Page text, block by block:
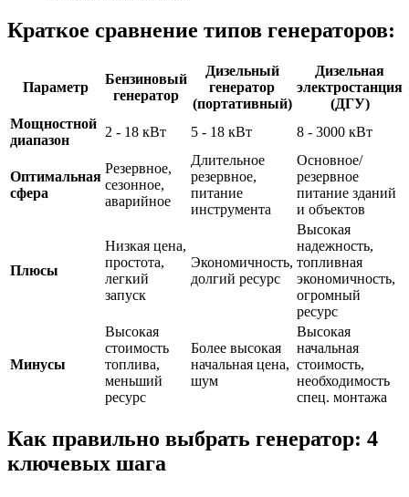
Краткое сравнение типов генераторов:
Параметр
Бензиновый
генератор
Дизельный
генератор
(портативный)
Дизельная
электростанция
(ДГУ)
Мощностной
диапазон
2 - 18 кВт 5 - 18 кВт 8 - 3000 кВт
Оптимальная
сфера
Резервное,
сезонное,
аварийное
Длительное
резервное,
питание
инструмента
Основное/
резервное
питание зданий
и объектов
Плюсы
Низкая цена,
простота,
легкий
запуск
Экономичность,
долгий ресурс
Высокая
надежность,
топливная
экономичность,
огромный
ресурс
Минусы
Высокая
стоимость
топлива,
меньший
ресурс
Более высокая
начальная цена,
шум
Высокая
начальная
стоимость,
необходимость
спец. монтажа
Как правильно выбрать генератор: 4
ключевых шага